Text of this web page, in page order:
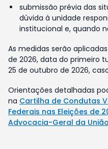
submissão prévia das
dúvida à unidade
institucional e, quando
As medidas serão
de 2026, data do primeiro
25 de outubro de 2026,
Orientações detalhadas
na Cartilha de Condutas
Federais nas Eleições de
Advocacia-Geral da União